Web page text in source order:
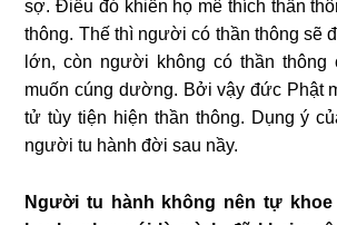
sợ. Điều đó khiến họ mê thích thần
thông. Thế thì người có thần thông sẽ
lớn, còn người không có thần thông
muốn cúng dường. Bởi vậy đức Phật
tử tùy tiện hiện thần thông. Dụng ý
người tu hành đời sau nầy.
Người tu hành không nên tự